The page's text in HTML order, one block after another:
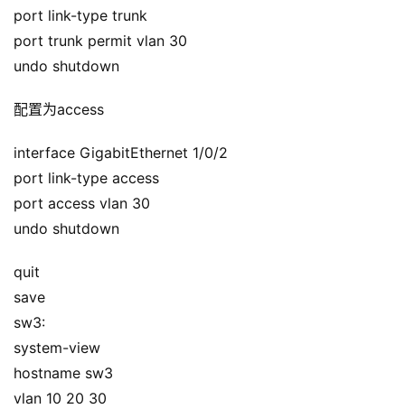
port link-type trunk
port trunk permit vlan 30
undo shutdown
配置为access
interface GigabitEthernet 1/0/2
port link-type access
port access vlan 30
undo shutdown
quit
save
sw3:
system-view
hostname sw3
vlan 10 20 30